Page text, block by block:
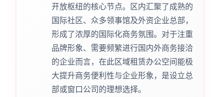
开放枢纽的核心节点。区内汇聚了成熟的
国际社区、众多领事馆及外资企业总部，
形成了浓厚的国际化商务氛围。对于注重
品牌形象、需要频繁进行国内外商务接洽
的企业而言，在此区域租赁办公空间能极
大提升商务便利性与企业形象，是设立总
部或窗口公司的理想选择。